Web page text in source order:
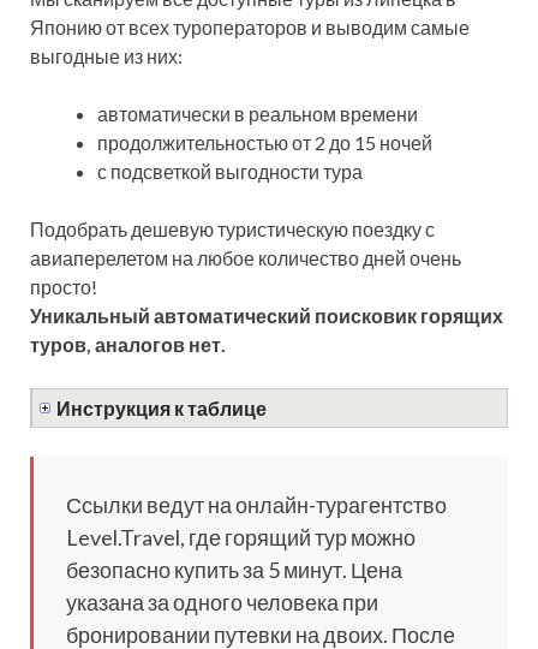
Японию от всех туроператоров и выводим самые
выгодные из них:
автоматически в реальном времени
продолжительностью от 2 до 15 ночей
с подсветкой выгодности тура
Подобрать дешевую туристическую поездку с
авиаперелетом на любое количество дней очень
просто!
Уникальный автоматический поисковик горящих
туров, аналогов нет.
Инструкция к таблице
Ссылки ведут на онлайн-турагентство
Level.Travel, где горящий тур можно
безопасно купить за 5 минут. Цена
указана за одного человека при
бронировании путевки на двоих. После